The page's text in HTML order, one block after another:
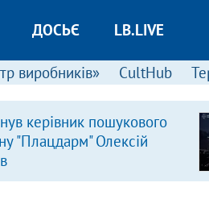
ДОСЬЄ LB.LIVE
виробників» CultHub
керівник пошукового
"Плацдарм" Олексій